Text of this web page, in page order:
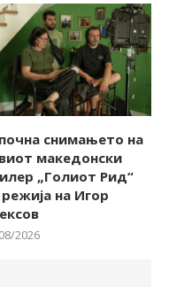
снимањето на
македонски
„Голиот Рид“
на Игор
2026